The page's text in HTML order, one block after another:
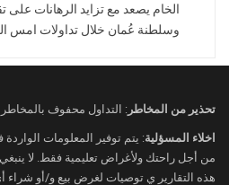
الدعم لأسعار النفط قبل
الأسبوع، قد تأمل المملكة
في إظهار استعدادها
الخام يصعد مع تزايد الرهانات على
وسلطنة عُمان خلال تداولات امس
تحذير من المخاطر : التداول محفوف
اخلاء المسؤلية: يتم توفير المعلومات الواردة
من أجل راحتك ولأغراض تعليمية فقط. لا
هذه التقارير ي توصيات لغرض بيع و/أو شراء أي